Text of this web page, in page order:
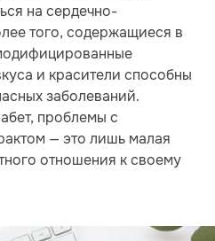
на сердечно-
того, содержащиеся в
и красители способны
заболеваний.
проблемы с
— это лишь малая
отношения к своему